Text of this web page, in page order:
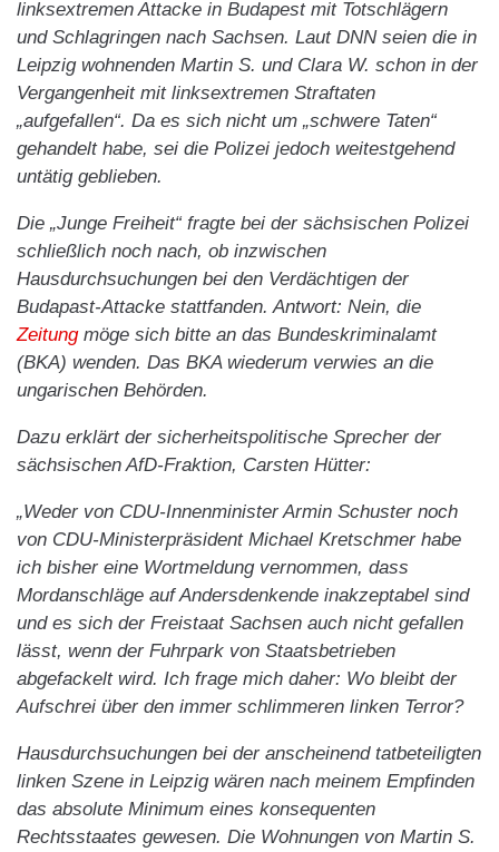
linksextremen Attacke in Budapest mit Totschlägern
und Schlagringen nach Sachsen. Laut DNN seien die in
Leipzig wohnenden Martin S. und Clara W. schon in der
Vergangenheit mit linksextremen Straftaten
„aufgefallen“. Da es sich nicht um „schwere Taten“
gehandelt habe, sei die Polizei jedoch weitestgehend
untätig geblieben.
Die „Junge Freiheit“ fragte bei der sächsischen Polizei
schließlich noch nach, ob inzwischen
Hausdurchsuchungen bei den Verdächtigen der
Budapast-Attacke stattfanden. Antwort: Nein, die
Zeitungmöge sich bitte an das Bundeskriminalamt
(BKA) wenden. Das BKA wiederum verwies an die
ungarischen Behörden.
Dazu erklärt der sicherheitspolitische Sprecher der
sächsischen AfD-Fraktion, Carsten Hütter:
„Weder von CDU-Innenminister Armin Schuster noch
von CDU-Ministerpräsident Michael Kretschmer habe
ich bisher eine Wortmeldung vernommen, dass
Mordanschläge auf Andersdenkende inakzeptabel sind
und es sich der Freistaat Sachsen auch nicht gefallen
lässt, wenn der Fuhrpark von Staatsbetrieben
abgefackelt wird. Ich frage mich daher: Wo bleibt der
Aufschrei über den immer schlimmeren linken Terror?
Hausdurchsuchungen bei der anscheinend tatbeteiligten
linken Szene in Leipzig wären nach meinem Empfinden
das absolute Minimum eines konsequenten
Rechtsstaates gewesen. Die Wohnungen von Martin S.